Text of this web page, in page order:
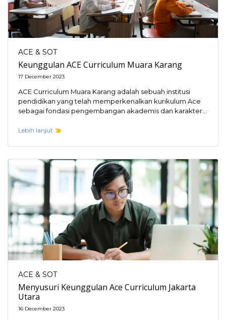
ACE & SOT
Keunggulan ACE Curriculum Muara Karang
17 December 2023
ACE Curriculum Muara Karang adalah sebuah institusi
pendidikan yang telah memperkenalkan kurikulum Ace
sebagai fondasi pengembangan akademis dan karakter
Lebih lanjut
ACE & SOT
Menyusuri Keunggulan Ace Curriculum Jakarta
Utara
16 December 2023